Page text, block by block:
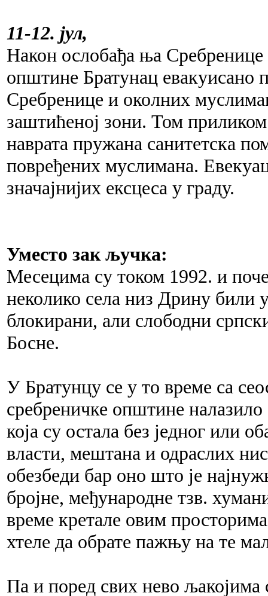
11-12. јул,
Након ослобађа ња Сребренице
општине Братунац евакуисано
Сребренице и околних
заштићеној зони. Том
наврата пружана санитетска
повређених муслимана.
значајнијих ексцеса у граду.
Уместо зак ључка:
Месецима су током 1992. и
неколико села низ Дрину били
блокирани, али слободни
Босне.
У Братунцу се у то време са
сребреничке општине
која су остала без једног или
власти, мештана и одраслих
обезбеди бар оно што је
бројне, међународне тзв.
време кретале овим
хтеле да обрате пажњу на те
Па и поред свих нево